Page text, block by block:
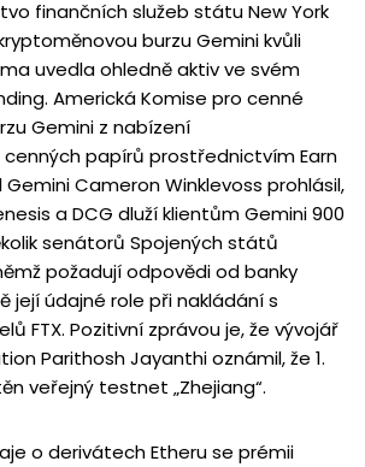
finančních služeb státu New York
burzu Gemini kvůli
uvedla ohledně aktiv ve svém
Americká Komise pro cenné
Gemini z nabízení
papírů prostřednictvím Earn
Cameron Winklevoss prohlásil,
a DCG dluží klientům Gemini 900
senátorů Spojených států
požadují odpovědi od banky
její údajné role při nakládání s
FTX. Pozitivní zprávou je, že vývojář
Parithosh Jayanthi oznámil, že 1.
veřejný testnet „Zhejiang“.
o derivátech Etheru se prémii